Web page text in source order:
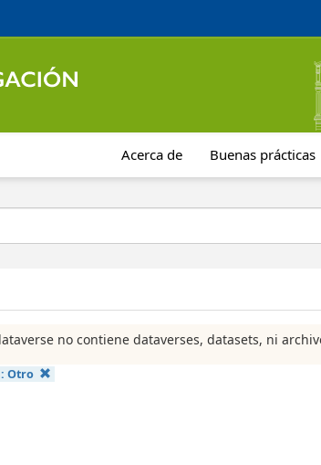
Acerca de Buenas prácticas
no contiene dataverses, datasets, ni
Otro